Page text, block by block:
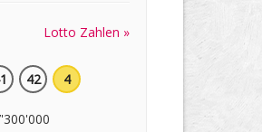
Lotto Zahlen »
42 4